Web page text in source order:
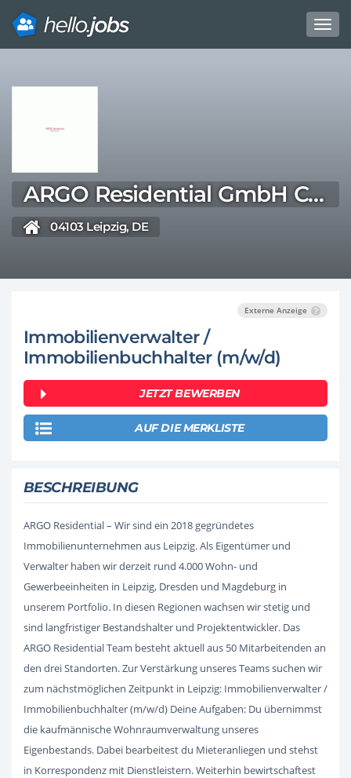
ARGO Residential GmbH Co. KG
04103 Leipzig, DE
Externe Anzeige
Immobilienverwalter /
Immobilienbuchhalter (m/w/d)
JETZT BEWERBEN
AUF DIE MERKLISTE
BESCHREIBUNG
ARGO Residential – Wir sind ein 2018 gegründetes
Immobilienunternehmen aus Leipzig. Als Eigentümer und
Verwalter haben wir derzeit rund 4.000 Wohn- und
Gewerbeeinheiten in Leipzig, Dresden und Magdeburg in
unserem Portfolio. In diesen Regionen wachsen wir stetig und
sind langfristiger Bestandshalter und Projektentwickler. Das
ARGO Residential Team besteht aktuell aus 50 Mitarbeitenden an
den drei Standorten. Zur Verstärkung unseres Teams suchen wir
zum nächstmöglichen Zeitpunkt in Leipzig: Immobilienverwalter /
Immobilienbuchhalter (m/w/d) Deine Aufgaben: Du übernimmst
die kaufmännische Wohnraumverwaltung unseres
Eigenbestands. Dabei bearbeitest du Mieteranliegen und stehst
in Korrespondenz mit Dienstleistern. Weiterhin bewirtschaftest